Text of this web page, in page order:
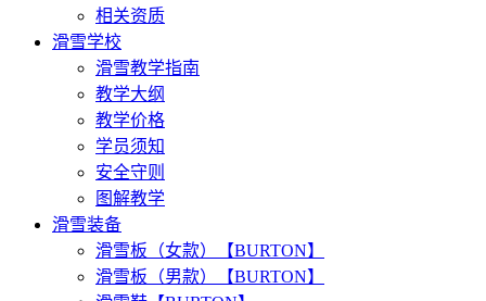
相关资质
滑雪学校
滑雪教学指南
教学大纲
教学价格
学员须知
安全守则
图解教学
滑雪装备
滑雪板（女款）【BURTON】
滑雪板（男款）【BURTON】